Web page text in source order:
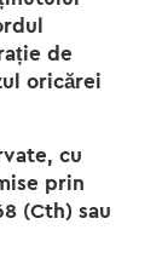
de
oricărei
cu
prin
(Cth) sau